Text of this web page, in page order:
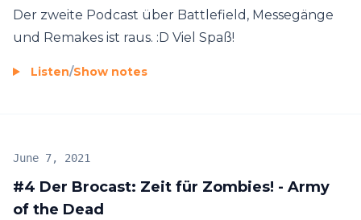
Der zweite Podcast über Battlefield, Messegänge
und Remakes ist raus. :D Viel Spaß!
Listen/Show notes
#4 Der Brocast: Zeit für Zombies! - Army
of the Dead
June 7, 2021